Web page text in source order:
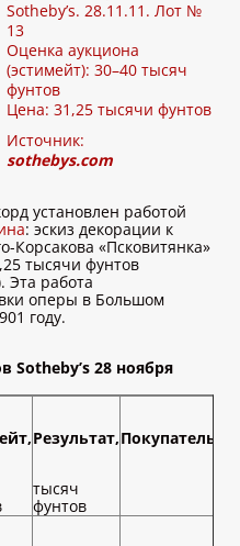
Sotheby’s. 28.11.11. Лот №
13
Оценка аукциона
(эстимейт): 30–40 тысяч
фунтов
Цена: 31,25 тысячи фунтов
Источник:
sothebys.com
установлен работой
: эскиз декорации к
Корсакова «Псковитянка»
тысячи фунтов
Эта работа
оперы в Большом
году.
Sotheby’s 28 ноября
Результат,
тысяч
фунтов
Покупатель